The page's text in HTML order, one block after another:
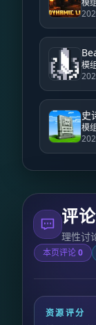
模
模
史
模
评
理性讨
本页评论0
资源评分